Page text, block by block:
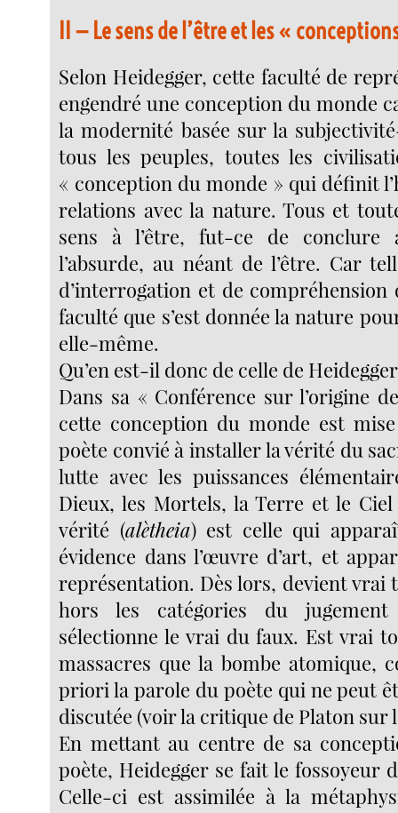
II — Le sens de l’être et les «
Selon Heidegger, cette faculté de
engendré une conception du monde
la modernité basée sur la
tous les peuples, toutes les
« conception du monde » qui définit
relations avec la nature. Tous et
sens à l’être, fut-ce de conclure
l’absurde, au néant de l’être. Car
d’interrogation et de compréhension
faculté que s’est donnée la nature
elle-même.
Qu’en est-il donc de celle de
Dans sa « Conférence sur l’origine
cette conception du monde est
poète convié à installer la vérité du
lutte avec les puissances
Dieux, les Mortels, la Terre et le
vérité (alètheia) est celle qui
évidence dans l’œuvre d’art, et
représentation. Dès lors, devient vrai
hors les catégories du
sélectionne le vrai du faux. Est vrai
massacres que la bombe atomique,
priori la parole du poète qui ne peut
discutée (voir la critique de Platon sur
En mettant au centre de sa
poète, Heidegger se fait le fossoyeur
Celle-ci est assimilée à la